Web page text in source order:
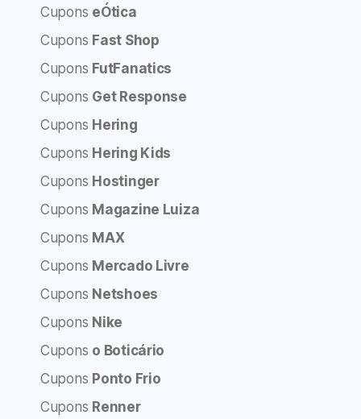
Cupons eÓtica
Cupons Fast Shop
Cupons FutFanatics
Cupons Get Response
Cupons Hering
Cupons Hering Kids
Cupons Hostinger
Cupons Magazine Luiza
Cupons MAX
Cupons Mercado Livre
Cupons Netshoes
Cupons Nike
Cupons o Boticário
Cupons Ponto Frio
Cupons Renner